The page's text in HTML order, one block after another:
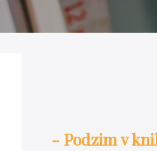
- Podzim v